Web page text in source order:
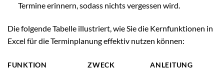
Termine erinnern, sodass nichts vergessen wird.
Die folgende Tabelle illustriert, wie Sie die Kernfunktionen in
Excel für die Terminplanung effektiv nutzen können:
FUNKTION ZWECK ANLEITUNG